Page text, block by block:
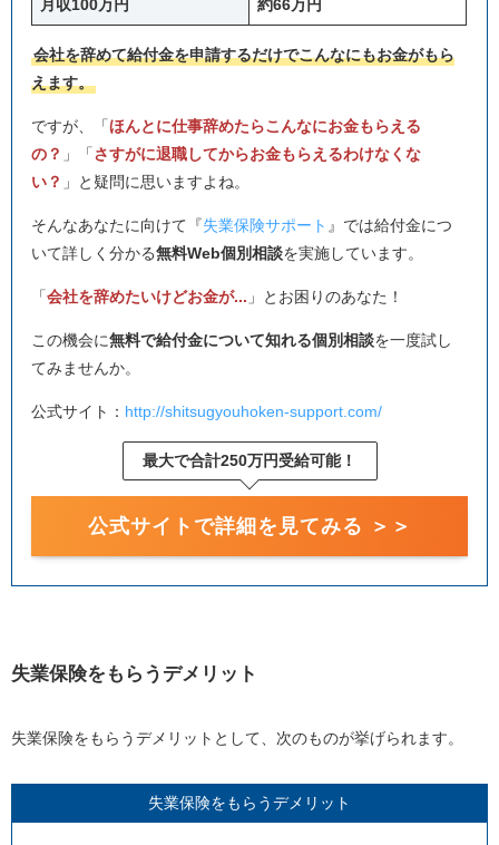
月収100万円 約66万円
会社を辞めて給付金を申請するだけでこんなにもお金がもら
えます。
ですが、「ほんとに仕事辞めたらこんなにお金もらえる
の？ 」「さすがに退職してからお金もらえるわけなくな
い？ 」と疑問に思いますよね。
そんなあなたに向けて『失業保険サポート 』では給付金につ
いて詳しく分かる無料Web個別相談を実施しています。
「会社を辞めたいけどお金が... 」とお困りのあなた！
この機会に無料で給付金について知れる個別相談を一度試し
てみませんか。
公式サイト： http://shitsugyouhoken-support.com/
最大で合計250万円受給可能！
公式サイトで詳細を見てみる ＞＞
失業保険をもらうデメリット
失業保険をもらうデメリットとして、次のものが挙げられます。
失業保険をもらうデメリット